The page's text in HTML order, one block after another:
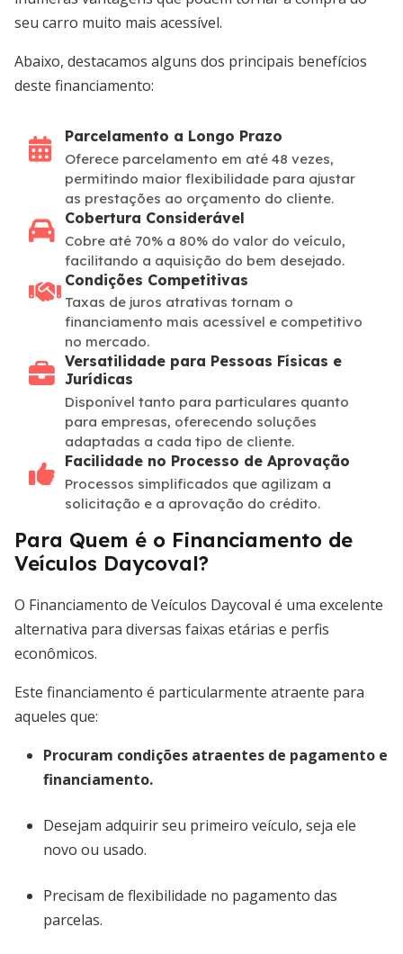
seu carro muito mais acessível.
Abaixo, destacamos alguns dos principais benefícios
deste financiamento:
Parcelamento a Longo Prazo
Oferece parcelamento em até 48 vezes,
permitindo maior flexibilidade para ajustar
as prestações ao orçamento do cliente.
Cobertura Considerável
Cobre até 70% a 80% do valor do veículo,
facilitando a aquisição do bem desejado.
Condições Competitivas
Taxas de juros atrativas tornam o
financiamento mais acessível e competitivo
no mercado.
Versatilidade para Pessoas Físicas e
Jurídicas
Disponível tanto para particulares quanto
para empresas, oferecendo soluções
adaptadas a cada tipo de cliente.
Facilidade no Processo de Aprovação
Processos simplificados que agilizam a
solicitação e a aprovação do crédito.
Para Quem é o Financiamento de
Veículos Daycoval?
O Financiamento de Veículos Daycoval é uma excelente
alternativa para diversas faixas etárias e perfis
econômicos.
Este financiamento é particularmente atraente para
aqueles que:
Procuram condições atraentes de pagamento e
financiamento.
Desejam adquirir seu primeiro veículo, seja ele
novo ou usado.
Precisam de flexibilidade no pagamento das
parcelas.